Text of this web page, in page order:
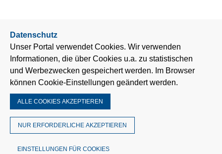
Datenschutz
Unser Portal verwendet Cookies. Wir verwenden
Informationen, die über Cookies u.a. zu statistischen
und Werbezwecken gespeichert werden. Im Browser
können Cookie-Einstellungen geändert werden.
ALLE COOKIES AKZEPTIEREN
NUR ERFORDERLICHE AKZEPTIEREN
EINSTELLUNGEN FÜR COOKIES